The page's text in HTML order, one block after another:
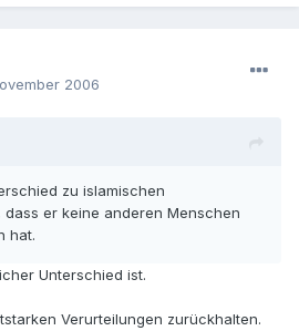
2006
zu islamischen
dass er keine anderen Menschen
hat.
Unterschied ist.
Verurteilungen zurückhalten.